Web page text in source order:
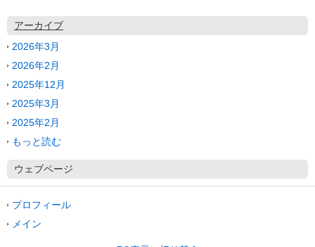
アーカイブ
2026年3月
2026年2月
2025年12月
2025年3月
2025年2月
もっと読む
ウェブページ
プロフィール
メイン